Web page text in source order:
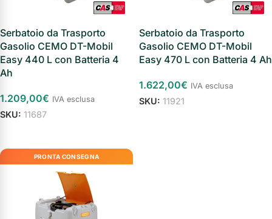
Serbatoio da Trasporto
Gasolio CEMO DT-Mobil
Easy 440 L con Batteria 4
Ah
1.209,00€ IVA esclusa
SKU: 11687
Serbatoio da Trasporto
Gasolio CEMO DT-Mobil
Easy 470 L con Batteria 4 Ah
1.622,00€ IVA esclusa
SKU: 11921
PRONTA CONSEGNA